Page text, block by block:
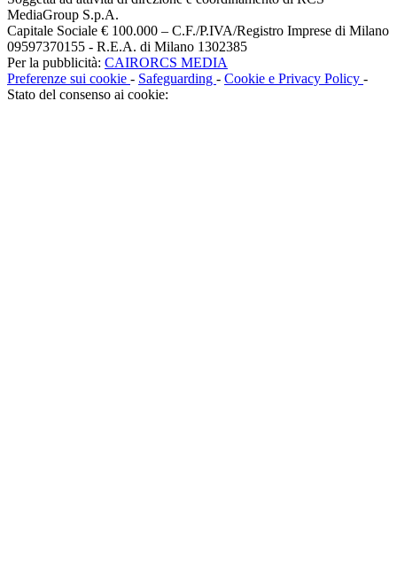
MediaGroup S.p.A.
Capitale Sociale € 100.000 – C.F./P.IVA/Registro Imprese di Milano
09597370155 - R.E.A. di Milano 1302385
Per la pubblicità: CAIRORCS MEDIA
Preferenze sui cookie - Safeguarding - Cookie e Privacy Policy -
Stato del consenso ai cookie: